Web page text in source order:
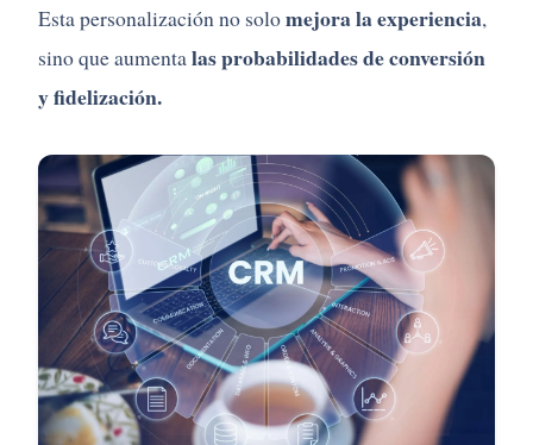
Esta personalización no solomejora la experiencia,
sino que aumentalas probabilidades de conversión
y fidelización.